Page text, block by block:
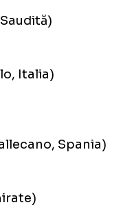
Italia)
Spania)